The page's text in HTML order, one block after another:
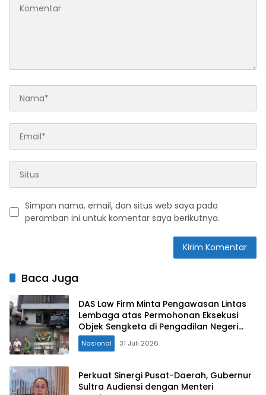
Simpan nama, email, dan situs web saya pada
peramban ini untuk komentar saya berikutnya.
Baca Juga
DAS Law Firm Minta Pengawasan Lintas
Lembaga atas Permohonan Eksekusi
Objek Sengketa di Pengadilan Negeri
Jakarta Selatan
Nasional 31 Juli 2026
Perkuat Sinergi Pusat-Daerah, Gubernur
Sultra Audiensi dengan Menteri